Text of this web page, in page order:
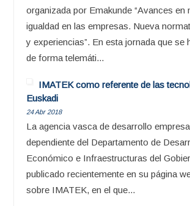
organizada por Emakunde “Avances en
igualdad en las empresas. Nueva
y experiencias”. En esta jornada que se
de forma telemáti...
IMATEK como referente de las
Euskadi
24 Abr 2018
La agencia vasca de desarrollo
dependiente del Departamento de
Económico e Infraestructuras del
publicado recientemente en su página
sobre IMATEK, en el que...